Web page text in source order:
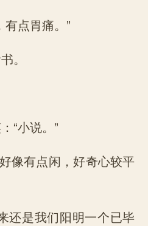
有点胃痛。”
。
“小说。”
像有点闲，好奇心较平
还是我们阳明一个已毕